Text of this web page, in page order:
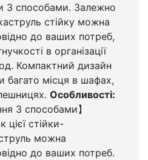
3 способами. Залежно
стійку можна
до ваших потреб,
в організації
Компактний дизайн
багато місця в шафах,
Особливості:
3 способами】
цієї стійки-
можна
до ваших потреб.